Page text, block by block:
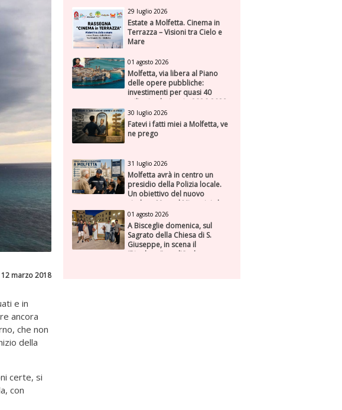
12 marzo 2018
e in
ancora
che non
della
certe, si
con
29 luglio 2026
Estate a Molfetta. Cinema in
Terrazza – Visioni tra Cielo e
Mare
01 agosto 2026
Molfetta, via libera al Piano
delle opere pubbliche:
investimenti per quasi 40
milioni nel triennio 2026-2028
30 luglio 2026
Fatevi i fatti miei a Molfetta, ve
ne prego
31 luglio 2026
Molfetta avrà in centro un
presidio della Polizia locale.
Un obiettivo del nuovo
sindaco Manuel Minervini che
diviene realtà, con la speranza
di maggiore efficienza e
presenza sul territorio
01 agosto 2026
A Bisceglie domenica, sul
Sagrato della Chiesa di S.
Giuseppe, in scena il
“Rigoletto” con l’Orchestra